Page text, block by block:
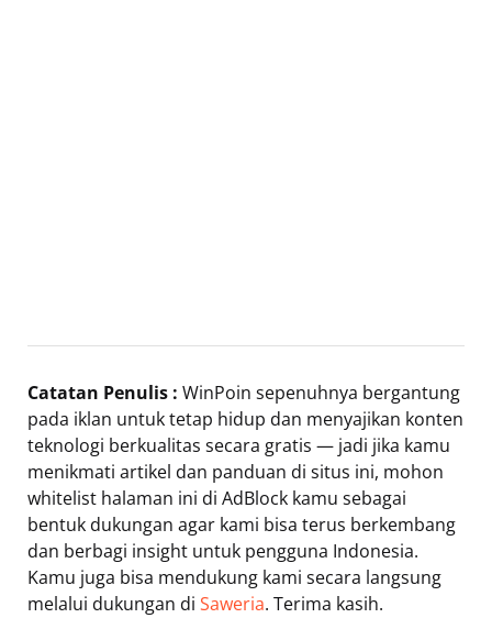
Catatan Penulis : WinPoin sepenuhnya bergantung
pada iklan untuk tetap hidup dan menyajikan konten
teknologi berkualitas secara gratis — jadi jika kamu
menikmati artikel dan panduan di situs ini, mohon
whitelist halaman ini di AdBlock kamu sebagai
bentuk dukungan agar kami bisa terus berkembang
dan berbagi insight untuk pengguna Indonesia.
Kamu juga bisa mendukung kami secara langsung
melalui dukungan di Saweria. Terima kasih.